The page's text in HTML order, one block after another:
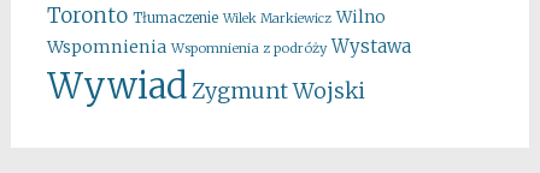
Toronto Tłumaczenie Wilek Markiewicz Wilno
Wspomnienia Wspomnienia z podróży Wystawa
WywiadZygmunt Wojski